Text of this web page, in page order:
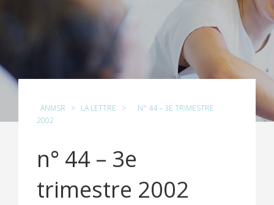
ANMSR > LA LETTRE >
N° 44 – 3E TRIMESTRE
2002
n° 44 – 3e
trimestre 2002